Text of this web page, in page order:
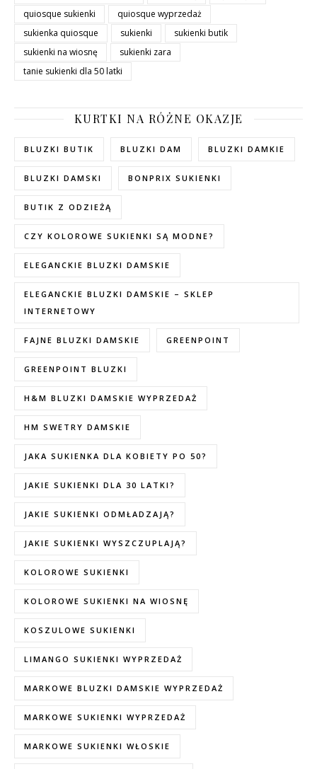
quiosque sukienki
quiosque wyprzedaż
sukienka quiosque
sukienki
sukienki butik
sukienki na wiosnę
sukienki zara
tanie sukienki dla 50 latki
KURTKI NA RÓŻNE OKAZJE
BLUZKI BUTIK BLUZKI DAM BLUZKI DAMKIE
BLUZKI DAMSKI BONPRIX SUKIENKI
BUTIK Z ODZIEŻĄ
CZY KOLOROWE SUKIENKI SĄ MODNE?
ELEGANCKIE BLUZKI DAMSKIE
ELEGANCKIE BLUZKI DAMSKIE – SKLEP
INTERNETOWY
FAJNE BLUZKI DAMSKIE GREENPOINT
GREENPOINT BLUZKI
H&M BLUZKI DAMSKIE WYPRZEDAŻ
HM SWETRY DAMSKIE
JAKA SUKIENKA DLA KOBIETY PO 50?
JAKIE SUKIENKI DLA 30 LATKI?
JAKIE SUKIENKI ODMŁADZAJĄ?
JAKIE SUKIENKI WYSZCZUPLAJĄ?
KOLOROWE SUKIENKI
KOLOROWE SUKIENKI NA WIOSNĘ
KOSZULOWE SUKIENKI
LIMANGO SUKIENKI WYPRZEDAŻ
MARKOWE BLUZKI DAMSKIE WYPRZEDAŻ
MARKOWE SUKIENKI WYPRZEDAŻ
MARKOWE SUKIENKI WŁOSKIE